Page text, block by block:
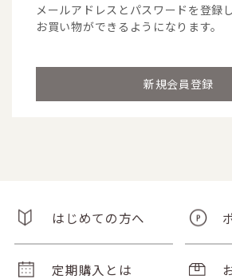
メールアドレスとパスワードを登録
お買い物ができるようになります。
はじめての方へ
定期購入とは